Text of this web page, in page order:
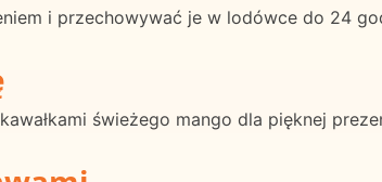
i przechowywać je w lodówce do 24
świeżego mango dla pięknej